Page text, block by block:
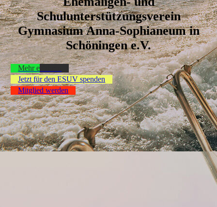
Schul­unter­stützungs­verein
Gymnasium Anna-Sophianeum in
Schöningen e.V.
Mehr erfahren
Jetzt für den ESUV spenden
Mitglied werden